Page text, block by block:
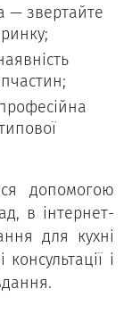
— звертайте
допомогою
в інтернет-
для кухні
і